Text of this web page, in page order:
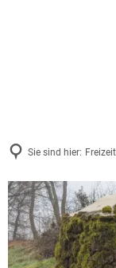
Sie sind hier: Freizeit